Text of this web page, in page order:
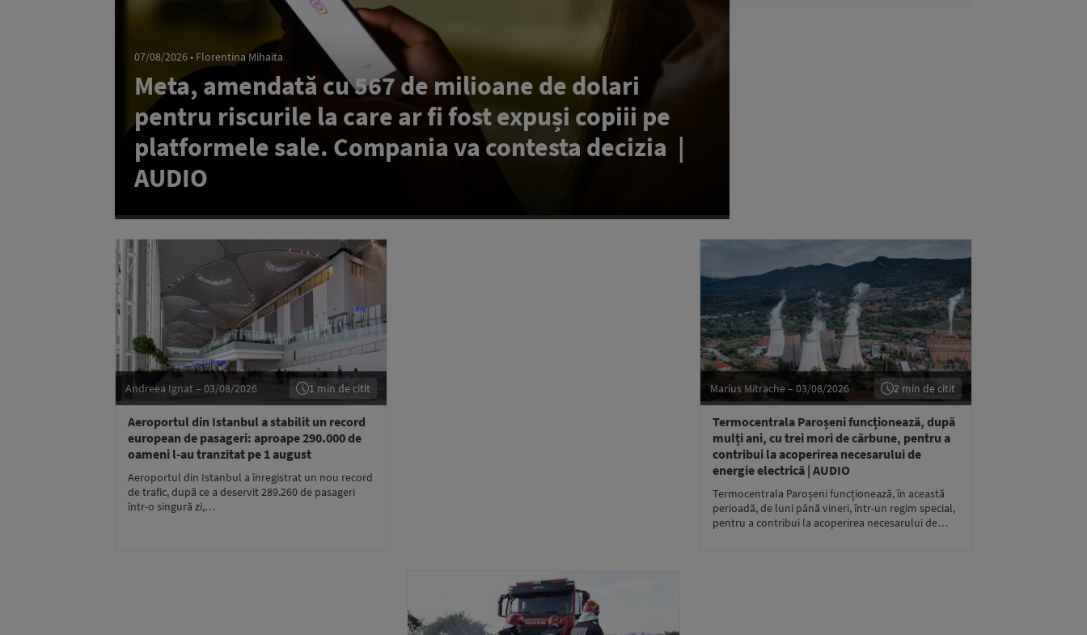
07/08/2026 • Florentina Mihaita
Meta, amendată cu 567 de milioane de dolari
pentru riscurile la care ar fi fost expuși copiii pe
platformele sale. Compania va contesta decizia |
AUDIO
Andreea Ignat – 03/08/2026 1 min de citit
Aeroportul din Istanbul a stabilit un record
european de pasageri: aproape 290.000 de
oameni l-au tranzitat pe 1 august
Aeroportul din Istanbul a înregistrat un nou record
de trafic, după ce a deservit 289.260 de pasageri
într-o singură zi,…
Marius Mitrache – 03/08/2026 2 min de citit
Termocentrala Paroșeni funcționează, după
mulți ani, cu trei mori de cărbune, pentru a
contribui la acoperirea necesarului de
energie electrică | AUDIO
Termocentrala Paroșeni funcționează, în această
perioadă, de luni până vineri, într-un regim special,
pentru a contribui la acoperirea necesarului de…